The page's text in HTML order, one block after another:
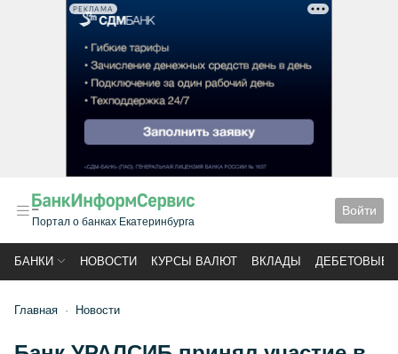
РЕКЛАМА
Портал о банках Екатеринбурга
Войти
БАНКИ НОВОСТИ КУРСЫ ВАЛЮТ ВКЛАДЫ ДЕБЕТОВЫЕ
Главная Новости